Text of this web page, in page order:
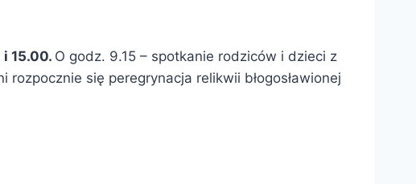
i 15.00. O godz. 9.15 – spotkanie rodziców i dzieci z
się peregrynacja relikwii błogosławionej